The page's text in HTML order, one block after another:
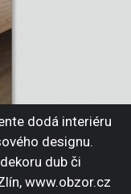
dodá interiéru
designu.
dub či
www.obzor.cz